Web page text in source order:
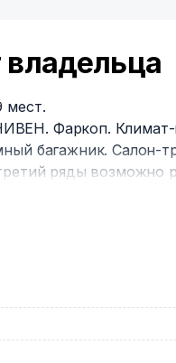
мест.
Фаркоп. Климат-
багажник. Салон-
ряды возможно
ТРАНСПОНДЕРОМ
для дальних
надежность и